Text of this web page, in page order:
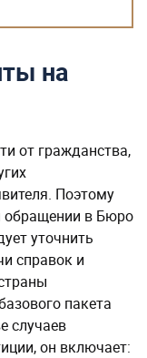
на
от гражданства,
Поэтому
обращении в Бюро
уточнить
справок и
пакета
случаев
он включает: